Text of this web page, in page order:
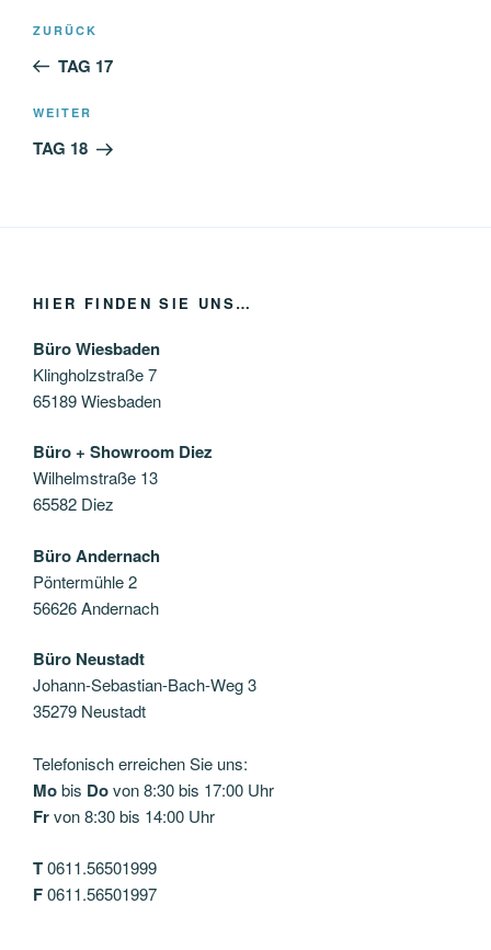
Beitragsnavigation
Vorheriger
Beitrag
ZURÜCK
TAG 17
Nächster
Beitrag
WEITER
TAG 18
HIER FINDEN SIE UNS…
Büro Wiesbaden
Klingholzstraße 7
65189 Wiesbaden
Büro + Showroom Diez
Wilhelmstraße 13
65582 Diez
Büro Andernach
Pöntermühle 2
56626 Andernach
Büro Neustadt
Johann-Sebastian-Bach-Weg 3
35279 Neustadt
Telefonisch erreichen Sie uns:
Mobis Dovon 8:30 bis 17:00 Uhr
Frvon 8:30 bis 14:00 Uhr
T0611.56501999
F0611.56501997